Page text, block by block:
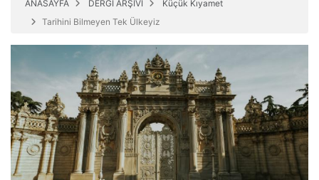
ANASAYFA DERGİ ARŞİVİ
Küçük Kıyamet
Tarihini Bilmeyen Tek Ülkeyiz